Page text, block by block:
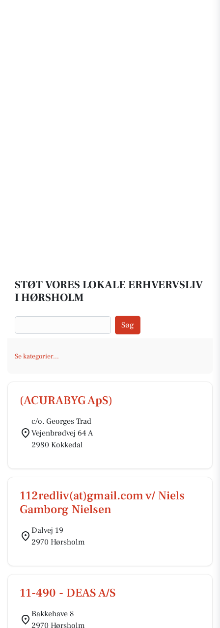
STØT VORES LOKALE ERHVERVSLIV
I HØRSHOLM
Søg
Se kategorier...
(ACURABYG ApS)
c/o. Georges Trad
Vejenbrødvej 64 A
2980 Kokkedal
112redliv(at)gmail.com v/ Niels
Gamborg Nielsen
Dalvej 19
2970 Hørsholm
11-490 - DEAS A/S
Bakkehave 8
2970 Hørsholm